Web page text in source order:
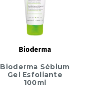
Bioderma
Bioderma Sébium
Gel Esfoliante
100ml